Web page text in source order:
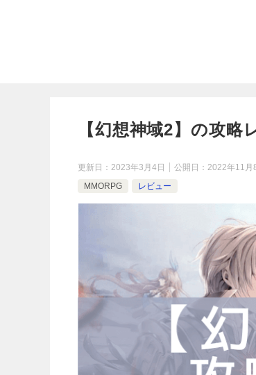
【幻想神域2】の攻略
更新日： 2023年3月4日 公開日： 2022年11月
MMORPG
レビュー